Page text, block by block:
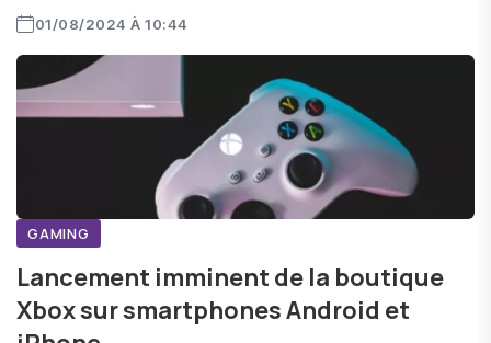
01/08/2024 À 10:44
GAMING
Lancement imminent de la boutique
Xbox sur smartphones Android et